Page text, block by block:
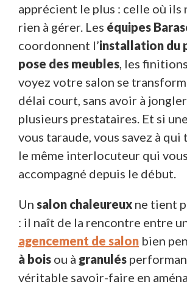
apprécient le plus : celle où ils
rien à gérer. Les équipes
coordonnent l’installation du
pose des meubles, les
voyez votre salon se
délai court, sans avoir à
plusieurs prestataires. Et si
vous taraude, vous savez à qui
le même interlocuteur qui
accompagné depuis le début.
Un salon chaleureux ne tient
: il naît de la rencontre entre
agencement de salon bien
à bois ou à granulés
véritable savoir-faire en